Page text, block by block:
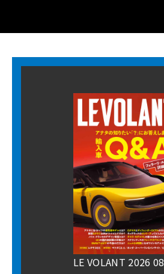
LE VOLANT 2026 08